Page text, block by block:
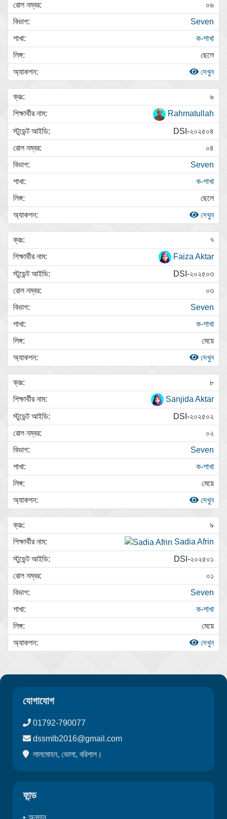
০৬
Seven
ক-শাখা
ছেলে
দেখুন
৬
Rahmatullah
DSI-২০২৫০৪
০৪
Seven
ক-শাখা
ছেলে
দেখুন
৭
Faiza Aktar
DSI-২০২৫০৩
০৩
Seven
ক-শাখা
মেয়ে
দেখুন
৮
Sanjida Aktar
DSI-২০২৫০২
০২
Seven
ক-শাখা
মেয়ে
দেখুন
৯
Sadia Afrin
DSI-২০২৫০১
০১
Seven
ক-শাখা
মেয়ে
দেখুন
যোগাযোগ
01792-790077
dssmlb2016@gmail.com
লালমোহন, ভোলা, বরিশাল।
ফান্ড
অনুদান